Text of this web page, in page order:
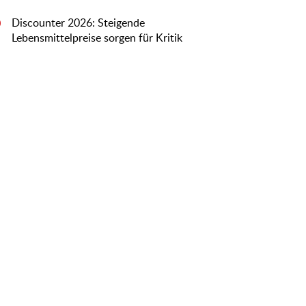
Discounter 2026: Steigende
Lebensmittelpreise sorgen für Kritik